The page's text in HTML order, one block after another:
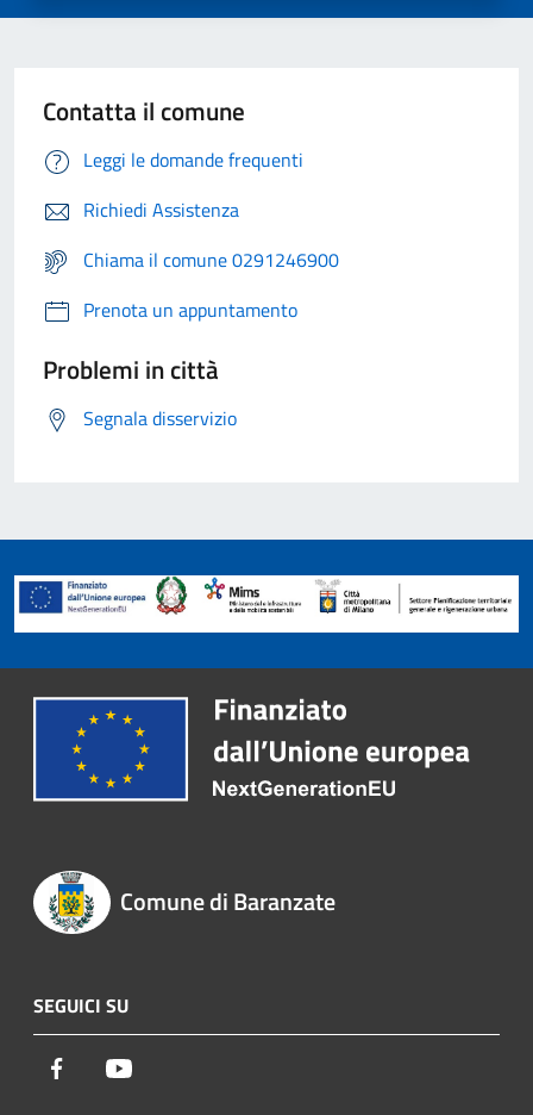
Contatta il comune
Leggi le domande frequenti
Richiedi Assistenza
Chiama il comune 0291246900
Prenota un appuntamento
Problemi in città
Segnala disservizio
Comune di Baranzate
SEGUICI SU
Facebook